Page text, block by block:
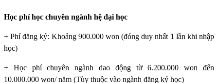
Học phí học chuyên ngành hệ đại học
+ Phí đăng ký: Khoảng 900.000 won (đóng duy nhất 1 lần khi nhập
học)
+ Học phí chuyên ngành dao động từ 6.200.000 won đến
10.000.000 won/ năm (Tùy thuộc vào ngành đăng ký học)